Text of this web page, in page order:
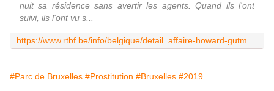
nuit sa résidence sans avertir les agents. Quand ils l'ont
suivi, ils l'ont vu s...
#Parc de Bruxelles #Prostitution #Bruxelles #2019